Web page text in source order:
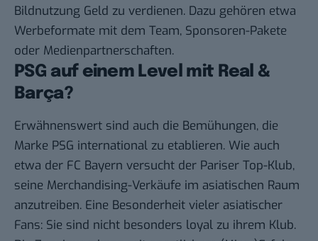
Bildnutzung Geld zu verdienen. Dazu gehören etwa
Werbeformate mit dem Team, Sponsoren-Pakete
oder Medienpartnerschaften.
PSG auf einem Level mit Real &
Barça?
Erwähnenswert sind auch die Bemühungen, die
Marke PSG international zu etablieren. Wie auch
etwa der FC Bayern versucht der Pariser Top-Klub,
seine Merchandising-Verkäufe im asiatischen Raum
anzutreiben. Eine Besonderheit vieler asiatischer
Fans: Sie sind nicht besonders loyal zu ihrem Klub.